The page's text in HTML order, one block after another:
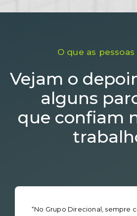
O que as
Vejam o
alguns
que confiam
“No Grupo Direcional, sempre